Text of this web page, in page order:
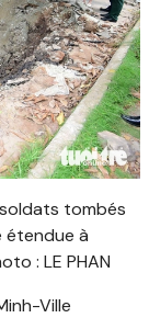
tombés
étendue à
: LE PHAN
Ville